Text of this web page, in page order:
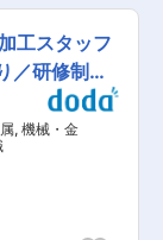
工スタッフ
／研修制度
, 機械・金